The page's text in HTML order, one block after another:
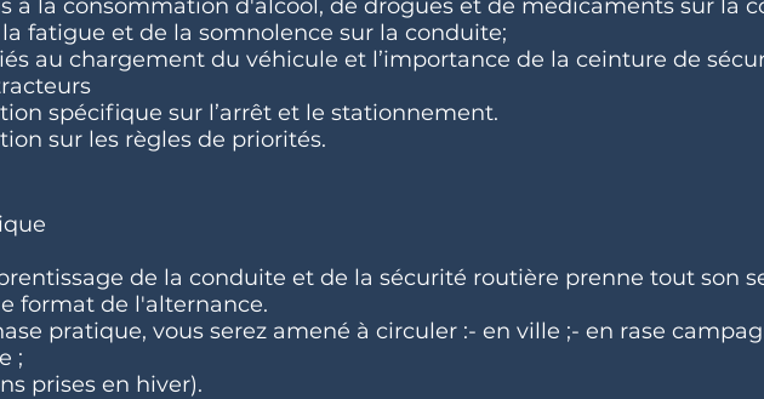
à la consommation d'alcool, de drogues et de médicaments sur la
fatigue et de la somnolence sur la conduite;
au chargement du véhicule et l’importance de la ceinture de
spécifique sur l’arrêt et le stationnement.
sur les règles de priorités.
de la conduite et de la sécurité routière prenne tout son
format de l'alternance.
pratique, vous serez amené à circuler :- en ville ;- en rase
;
prises en hiver).